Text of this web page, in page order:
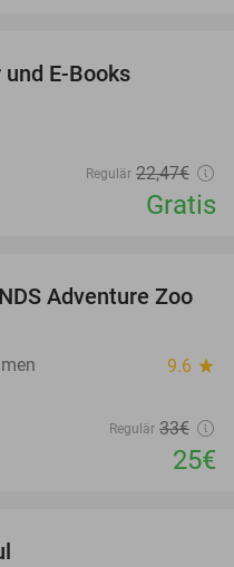
E-Books
Regulär 22,47€
Gratis
24%
Adventure Zoo
9.6 star
Regulär 33€
25€